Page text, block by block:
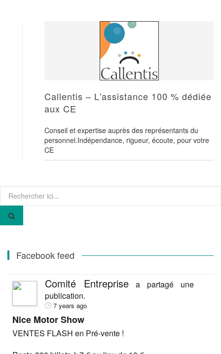
Callentis – L'assistance 100 % dédiée
aux CE
Conseil et expertise auprès des représentants du
personnel.Indépendance, rigueur, écoute, pour votre
CE
pour
Facebook feed
Comité Entreprise a partagé une
publication.
7 years ago
Nice Motor Show
VENTES FLASH en Pré-vente !